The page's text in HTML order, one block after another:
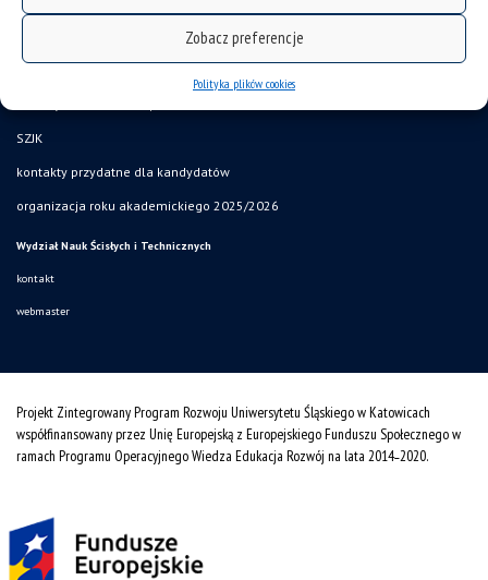
Zobacz preferencje
Polityka plików cookies
SZJK
kontakty przydatne dla kandydatów
organizacja roku akademickiego 2025/2026
Wydział Nauk Ścisłych i Technicznych
kontakt
webmaster
Projekt Zintegrowany Program Rozwoju Uniwersytetu Śląskiego w Katowicach
współfinansowany przez Unię Europejską z Europejskiego Funduszu Społecznego w
ramach Programu Operacyjnego Wiedza Edukacja Rozwój na lata 2014˗2020.